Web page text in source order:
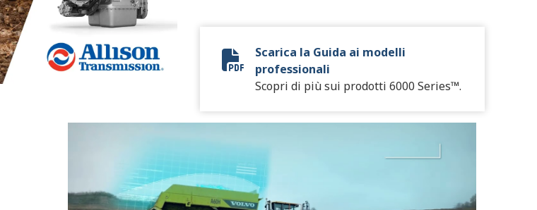
Vocational Model Guide Digital
Scarica la Guida ai modelli
professionali
Scopri di più sui prodotti 6000 Series™.